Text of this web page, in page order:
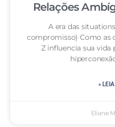
Relações
A era das
compromisso) Como as
Z influencia sua vida
»
Eliane